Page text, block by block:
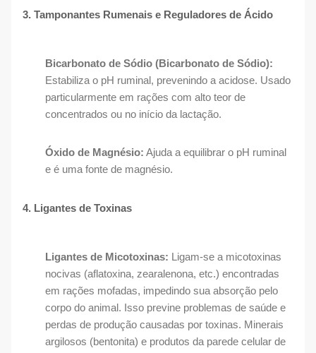
3. Tamponantes Rumenais e Reguladores de Ácido
Bicarbonato de Sódio (Bicarbonato de Sódio):
Estabiliza o pH ruminal, prevenindo a acidose. Usado
particularmente em rações com alto teor de
concentrados ou no início da lactação.
Óxido de Magnésio: Ajuda a equilibrar o pH ruminal
e é uma fonte de magnésio.
4. Ligantes de Toxinas
Ligantes de Micotoxinas: Ligam-se a micotoxinas
nocivas (aflatoxina, zearalenona, etc.) encontradas
em rações mofadas, impedindo sua absorção pelo
corpo do animal. Isso previne problemas de saúde e
perdas de produção causadas por toxinas. Minerais
argilosos (bentonita) e produtos da parede celular de